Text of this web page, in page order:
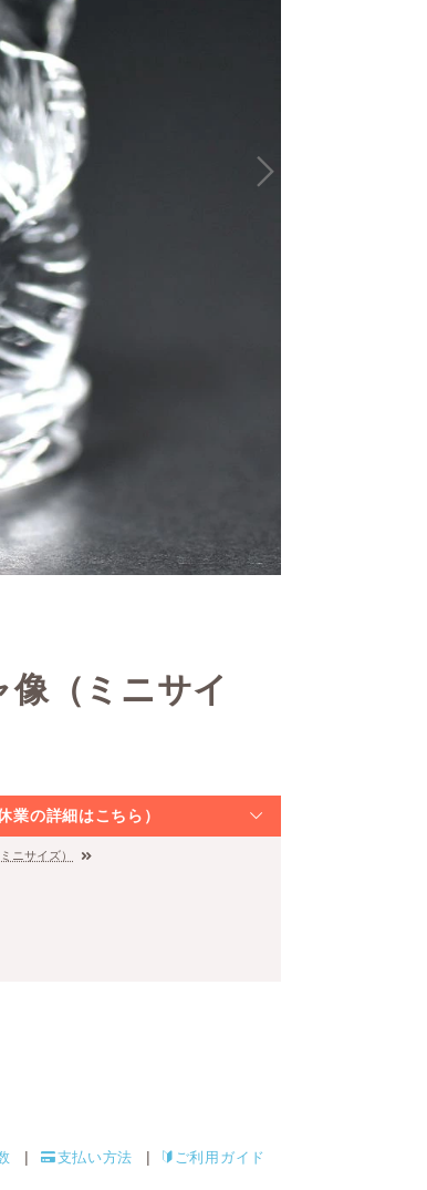
（ミニサイ
の詳細はこちら）
ニサイズ）
支払い方法 ご利用ガイド